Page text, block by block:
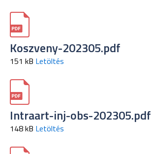
Koszveny-202305.pdf
151 kB Letöltés
Intraart-inj-obs-202305.pdf
148 kB Letöltés